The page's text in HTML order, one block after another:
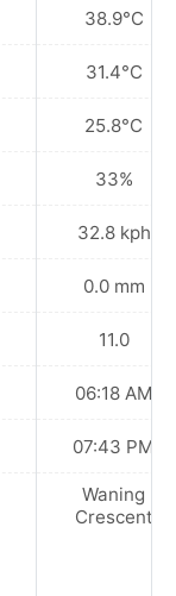
38.9°C
31.4°C
25.8°C
33%
32.8 kph
0.0 mm
11.0
06:18 AM
07:43 PM
Waning
Crescent